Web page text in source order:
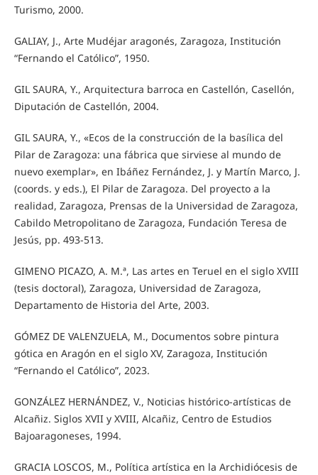
Turismo, 2000.
GALIAY, J., Arte Mudéjar aragonés, Zaragoza, Institución
“Fernando el Católico”, 1950.
GIL SAURA, Y., Arquitectura barroca en Castellón, Casellón,
Diputación de Castellón, 2004.
GIL SAURA, Y., «Ecos de la construcción de la basílica del
Pilar de Zaragoza: una fábrica que sirviese al mundo de
nuevo exemplar», en Ibáñez Fernández, J. y Martín Marco, J.
(coords. y eds.), El Pilar de Zaragoza. Del proyecto a la
realidad, Zaragoza, Prensas de la Universidad de Zaragoza,
Cabildo Metropolitano de Zaragoza, Fundación Teresa de
Jesús, pp. 493-513.
GIMENO PICAZO, A. M.ª, Las artes en Teruel en el siglo XVIII
(tesis doctoral), Zaragoza, Universidad de Zaragoza,
Departamento de Historia del Arte, 2003.
GÓMEZ DE VALENZUELA, M., Documentos sobre pintura
gótica en Aragón en el siglo XV, Zaragoza, Institución
“Fernando el Católico”, 2023.
GONZÁLEZ HERNÁNDEZ, V., Noticias histórico-artísticas de
Alcañiz. Siglos XVII y XVIII, Alcañiz, Centro de Estudios
Bajoaragoneses, 1994.
GRACIA LOSCOS, M., Política artística en la Archidiócesis de